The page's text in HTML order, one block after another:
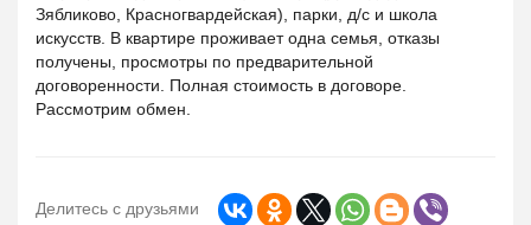
Зябликово, Красногвардейская), парки, д/с и школа
искусств. В квартире проживает одна семья, отказы
получены, просмотры по предварительной
договоренности. Полная стоимость в договоре.
Рассмотрим обмен.
Делитесь с друзьями